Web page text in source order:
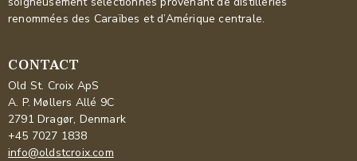
renommées des Caraïbes et d’Amérique centrale.
CONTACT
Old St. Croix ApS
A. P. Møllers Allé 9C
2791 Dragør, Denmark
+45 7027 1838
info@oldstcroix.com